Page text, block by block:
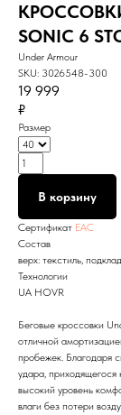
КРОССОВКИ
SONIC 6
Under Armour
SKU: 3026548-300
19 999
₽
Размер
В корзину
Сертификат EAC
Состав
верх: текстиль,
Технологии
UA HOVR
Беговые кроссовки
отличной
пробежек. Благодаря
удара,
высокий уровень
влаги без потери